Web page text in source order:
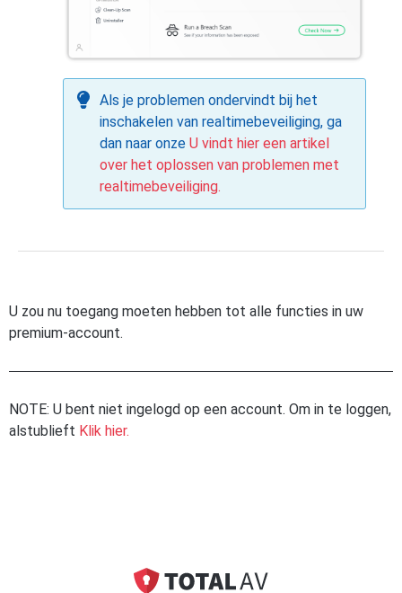
Als je problemen ondervindt bij het
inschakelen van realtimebeveiliging, ga
dan naar onze U vindt hier een artikel
over het oplossen van problemen met
realtimebeveiliging.
U zou nu toegang moeten hebben tot alle functies in uw
premium-account.
NOTE: U bent niet ingelogd op een account. Om in te loggen,
alstublieft Klik hier.